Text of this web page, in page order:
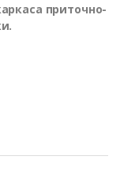
приточно-